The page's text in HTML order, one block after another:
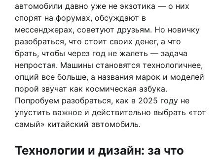
автомобили давно уже не экзотика — о них
спорят на форумах, обсуждают в
мессенджерах, советуют друзьям. Но новичку
разобраться, что стоит своих денег, а что
брать, чтобы через год не жалеть — задача
непростая. Машины становятся технологичнее,
опций все больше, а названия марок и моделей
порой звучат как космическая азбука.
Попробуем разобраться, как в 2025 году не
упустить важное и действительно выбрать «тот
самый» китайский автомобиль.
Технологии и дизайн: за что